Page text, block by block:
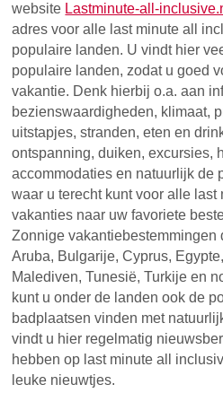
website Lastminute-all-
adres voor alle last minute all
populaire landen. U vindt hier
populaire landen, zodat u goed
vakantie. Denk hierbij o.a. aan
bezienswaardigheden, klimaat,
uitstapjes, stranden, eten en
ontspanning, duiken, excursies,
accommodaties en natuurlijk de
waar u terecht kunt voor alle
vakanties naar uw favoriete
Zonnige vakantiebestemmingen
Aruba, Bulgarije, Cyprus,
Malediven, Tunesië, Turkije en
kunt u onder de landen ook de
badplaatsen vinden met
vindt u hier regelmatig
hebben op last minute all
leuke nieuwtjes.